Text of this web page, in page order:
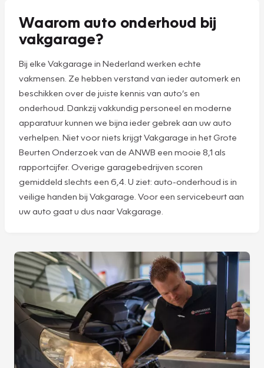
Waarom auto onderhoud bij
vakgarage?
Bij elke Vakgarage in Nederland werken echte
vakmensen. Ze hebben verstand van ieder automerk en
beschikken over de juiste kennis van auto’s en
onderhoud. Dankzij vakkundig personeel en moderne
apparatuur kunnen we bijna ieder gebrek aan uw auto
verhelpen. Niet voor niets krijgt Vakgarage in het Grote
Beurten Onderzoek van de ANWB een mooie 8,1 als
rapportcijfer. Overige garagebedrijven scoren
gemiddeld slechts een 6,4. U ziet: auto-onderhoud is in
veilige handen bij Vakgarage. Voor een servicebeurt aan
uw auto gaat u dus naar Vakgarage.